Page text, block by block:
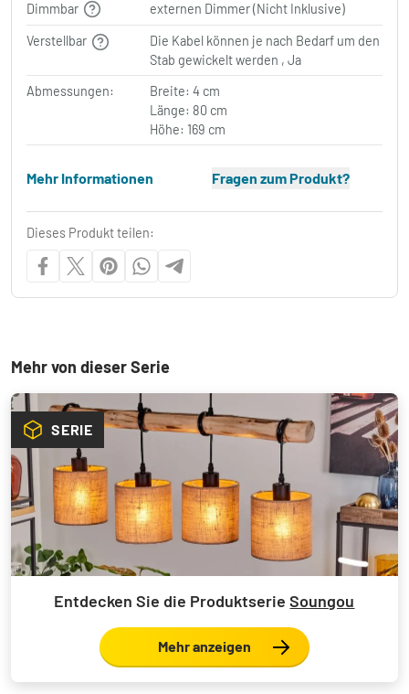
Dimmbar
externen Dimmer (Nicht Inklusive)
Verstellbar
Die Kabel können je nach Bedarf um den
Stab gewickelt werden , Ja
Abmessungen:
Breite: 4 cm
Länge: 80 cm
Höhe: 169 cm
Mehr Informationen Fragen zum Produkt?
Dieses Produkt teilen:
Mehr von dieser Serie
SERIE
Entdecken Sie die ProduktserieSoungou
Mehr anzeigen